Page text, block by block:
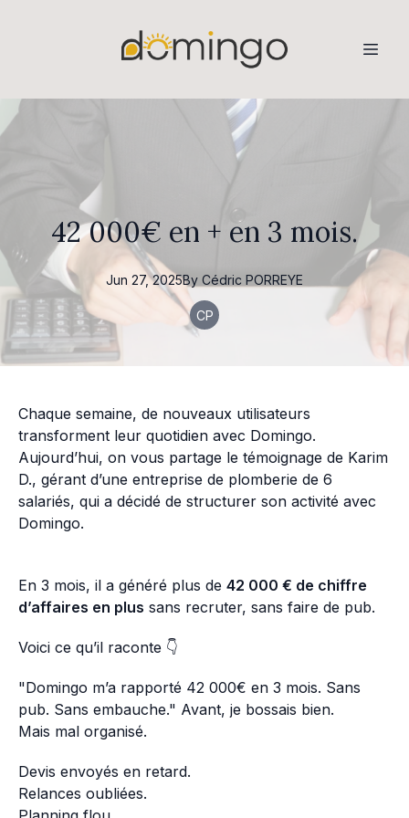
42 000€ en + en 3 mois.
Jun 27, 2025By Cédric PORREYE
CP
Chaque semaine, de nouveaux utilisateurs
transforment leur quotidien avec Domingo.
Aujourd’hui, on vous partage le témoignage de Karim
D., gérant d’une entreprise de plomberie de 6
salariés, qui a décidé de structurer son activité avec
Domingo.
En 3 mois, il a généré plus de 42 000 € de chiffre
d’affaires en plus sans recruter, sans faire de pub.
Voici ce qu’il raconte 👇
"Domingo m’a rapporté 42 000€ en 3 mois. Sans
pub. Sans embauche." Avant, je bossais bien.
Mais mal organisé.
Devis envoyés en retard.
Relances oubliées.